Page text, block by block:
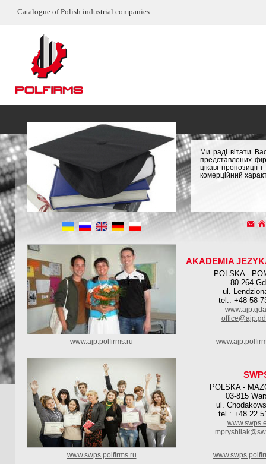
Catalogue of Polish industrial companies...
Ми раді вітати
представлених
цікаві
комерційний
AKADEMIA
POLSKA -
80-264
ul.
tel.: +48 58
www.ajp.polfirms.ru
POLSKA -
03-815
ul.
tel.: +48 22
www.swps.polfirms.ru